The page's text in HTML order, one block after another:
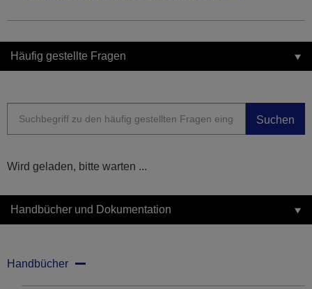
Häufig gestellte Fragen
Suchen
Wird geladen, bitte warten ...
Handbücher und Dokumentation
Handbücher